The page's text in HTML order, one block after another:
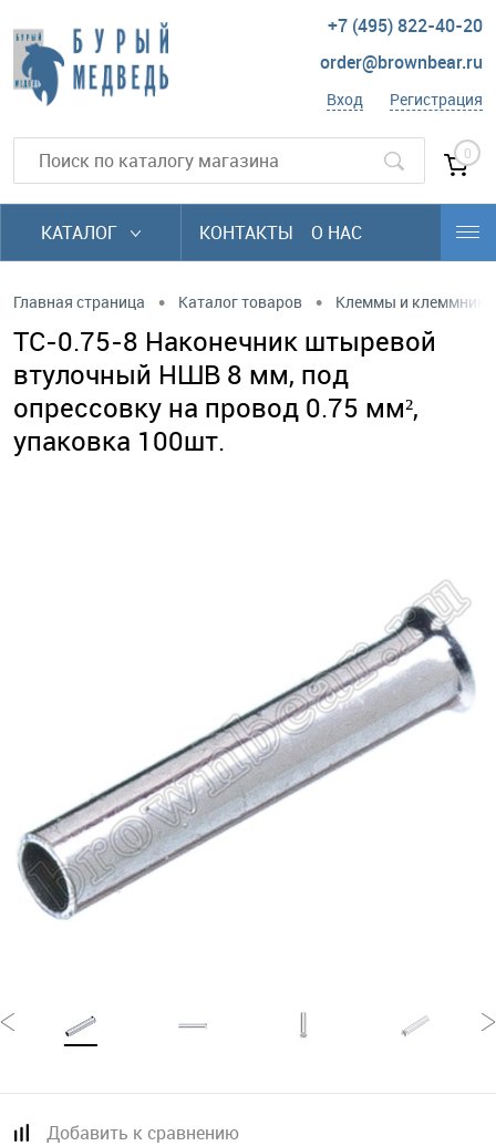
+7 (495) 822-40-20
order@brownbear.ru
Вход Регистрация
0
КАТАЛОГ КОНТАКТЫ О НАС
Главная страница • Каталог товаров • Клеммы и клеммники
TC-0.75-8 Наконечник штыревой
втулочный НШВ 8 мм, под
опрессовку на провод 0.75 мм²,
упаковка 100шт.
Добавить к сравнению